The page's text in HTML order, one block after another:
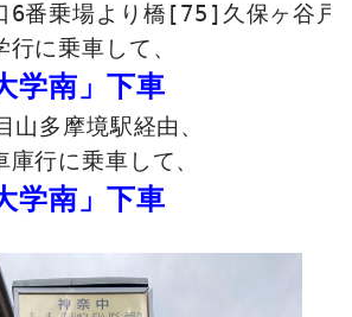
6番乗場より橋[75]久保ヶ谷戸
に乗車して、
学南」下車
多摩境駅経由、
行に乗車して、